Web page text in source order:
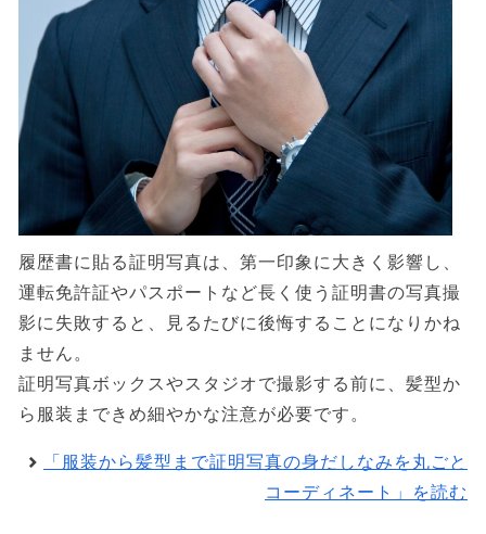
履歴書に貼る証明写真は、第一印象に大きく影響し、
運転免許証やパスポートなど長く使う証明書の写真撮
影に失敗すると、見るたびに後悔することになりかね
ません。
証明写真ボックスやスタジオで撮影する前に、髪型か
ら服装まできめ細やかな注意が必要です。
「服装から髪型まで証明写真の身だしなみを丸ごと
コーディネート」を読む